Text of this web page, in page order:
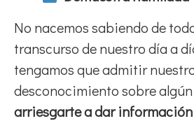
No nacemos sabiendo de
transcurso de nuestro día a
tengamos que admitir
desconocimiento sobre
arriesgarte a dar